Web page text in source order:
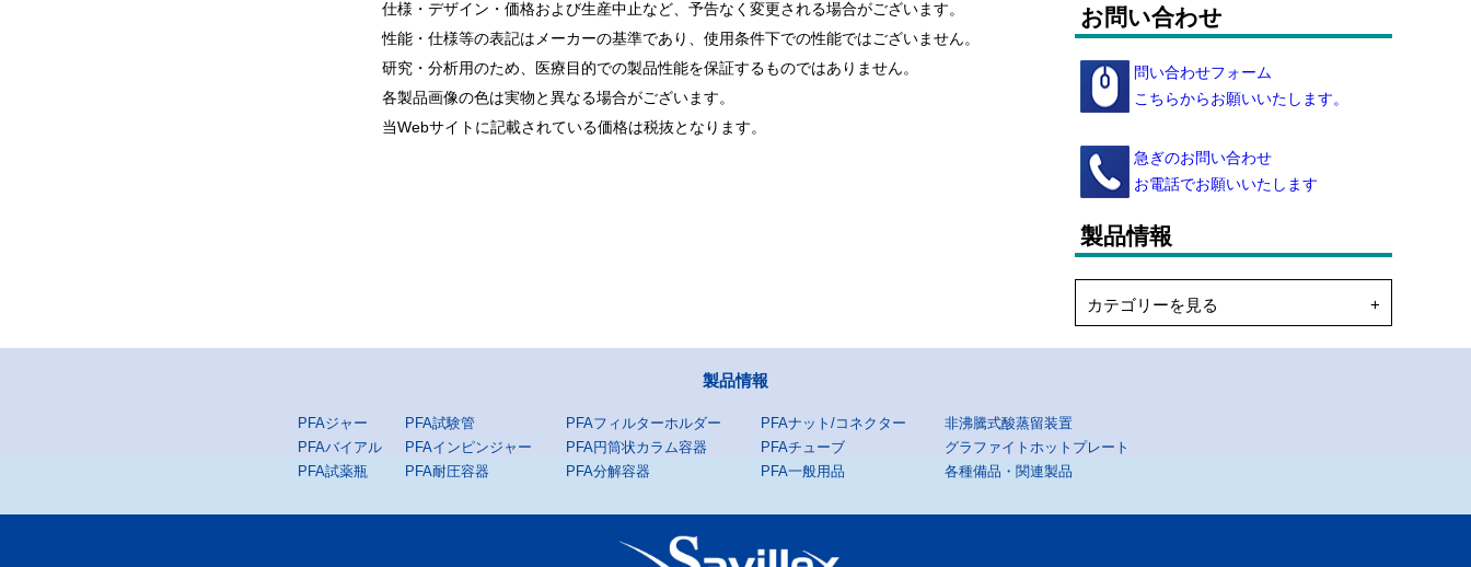
仕様・デザイン・価格および生産中止など、予告なく変更される場合がございます。
性能・仕様等の表記はメーカーの基準であり、使用条件下での性能ではございません。
研究・分析用のため、医療目的での製品性能を保証するものではありません。
各製品画像の色は実物と異なる場合がございます。
当Webサイトに記載されている価格は税抜となります。
お問い合わせ
問い合わせフォーム
こちらからお願いいたします。
急ぎのお問い合わせ
お電話でお願いいたします
製品情報
カテゴリーを見る
製品情報
PFAジャー
PFAバイアル
PFA試薬瓶
PFA試験管
PFAインピンジャー
PFA耐圧容器
PFAフィルターホルダー
PFA円筒状カラム容器
PFA分解容器
PFAナット/コネクター
PFAチューブ
PFA一般用品
非沸騰式酸蒸留装置
グラファイトホットプレート
各種備品・関連製品